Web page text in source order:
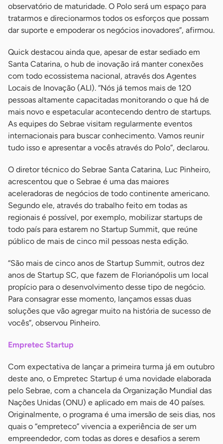
observatório de maturidade. O Polo será um espaço para
tratarmos e direcionarmos todos os esforços que possam
dar suporte e empoderar os negócios inovadores”, afirmou.
Quick destacou ainda que, apesar de estar sediado em
Santa Catarina, o hub de inovação irá manter conexões
com todo ecossistema nacional, através dos Agentes
Locais de Inovação (ALI). “Nós já temos mais de 120
pessoas altamente capacitadas monitorando o que há de
mais novo e espetacular acontecendo dentro de startups.
As equipes do Sebrae visitam regularmente eventos
internacionais para buscar conhecimento. Vamos reunir
tudo isso e apresentar a vocês através do Polo”, declarou.
O diretor técnico do Sebrae Santa Catarina, Luc Pinheiro,
acrescentou que o Sebrae é uma das maiores
aceleradoras de negócios de todo continente americano.
Segundo ele, através do trabalho feito em todas as
regionais é possível, por exemplo, mobilizar startups de
todo país para estarem no Startup Summit, que reúne
público de mais de cinco mil pessoas nesta edição.
“São mais de cinco anos de Startup Summit, outros dez
anos de Startup SC, que fazem de Florianópolis um local
propício para o desenvolvimento desse tipo de negócio.
Para consagrar esse momento, lançamos essas duas
soluções que vão agregar muito na história de sucesso de
vocês”, observou Pinheiro.
Empretec Startup
Com expectativa de lançar a primeira turma já em outubro
deste ano, o Empretec Startup é uma novidade elaborada
pelo Sebrae, com a chancela da Organização Mundial das
Nações Unidas (ONU) e aplicado em mais de 40 países.
Originalmente, o programa é uma imersão de seis dias, nos
quais o “empreteco” vivencia a experiência de ser um
empreendedor, com todas as dores e desafios a serem